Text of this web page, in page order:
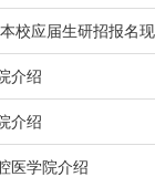
校应届生研招报名
介绍
介绍
医学院介绍